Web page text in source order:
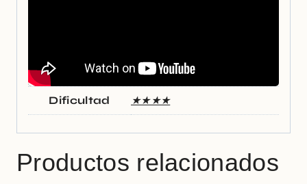
Dificultad ★★★★
Productos relacionados